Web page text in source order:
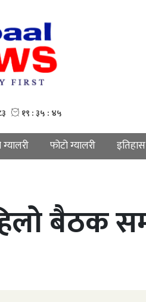
ग्यालरी फोटो ग्यालरी इतिहास
बैठक